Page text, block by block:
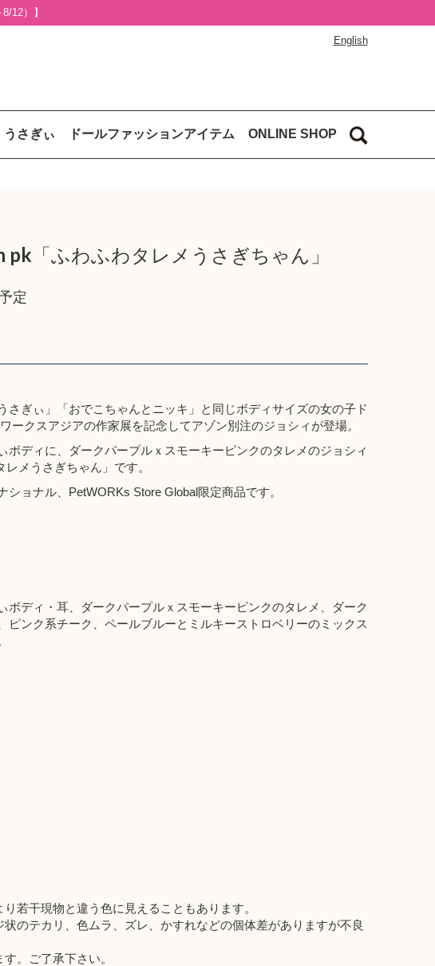
12）】
English
うさぎぃ ドールファッションアイテム ONLINE SHOP
pk「ふわふわタレメうさぎちゃん」
定
さぎぃ」「おでこちゃんとニッキ」と同じボディサイズの女の子ド
ークスアジアの作家展を記念してアゾン別注のジョシィが登場。
ボディに、ダークパープルｘスモーキーピンクのタレメのジョシィ
メうさぎちゃん」です。
ショナル、 PetWORKs Store Global限定商品です。
ボディ・耳、ダークパープルｘスモーキーピンクのタレメ、ダーク
ピンク系チーク、ペールブルーとミルキーストロベリーのミックス
若干現物と違う色に見えることもあります。
のテカリ、色ムラ、ズレ、かすれなどの個体差がありますが不良
。ご了承下さい。